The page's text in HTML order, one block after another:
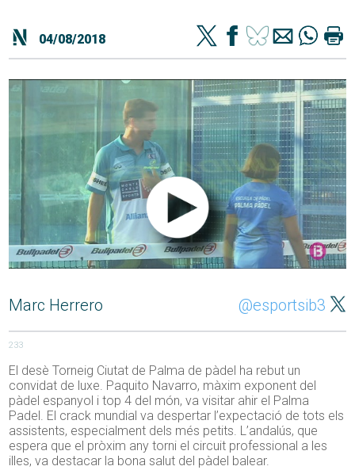
04/08/2018
Marc Herrero @esportsib3
233
El desè Torneig Ciutat de Palma de pàdel ha rebut un
convidat de luxe. Paquito Navarro, màxim exponent del
pàdel espanyol i top 4 del món, va visitar ahir el Palma
Padel. El crack mundial va despertar l’expectació de tots els
assistents, especialment dels més petits. L’andalús, que
espera que el pròxim any torni el circuit professional a les
illes, va destacar la bona salut del pàdel balear.